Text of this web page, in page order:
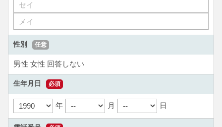
性別 任意
男性 女性 回答しない
生年月日 必須
年 月 日